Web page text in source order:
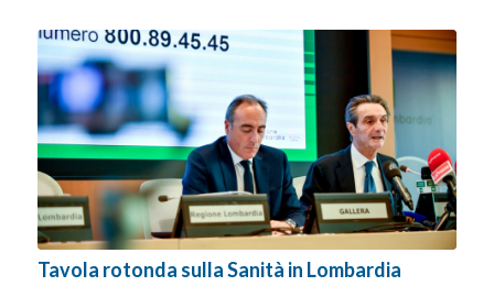
Tavola rotonda sulla Sanità in Lombardia